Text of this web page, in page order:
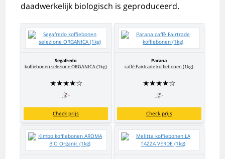
daadwerkelijk biologisch is geproduceerd.
Segafredo
koffiebonen selezione ORGANICA (1kg)
★★★★☆
Check prijs
Parana
caffè Fairtrade koffiebonen (1kg)
★★★★☆
Check prijs